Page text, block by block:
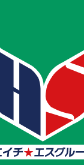
区役所前駅から
分「板橋